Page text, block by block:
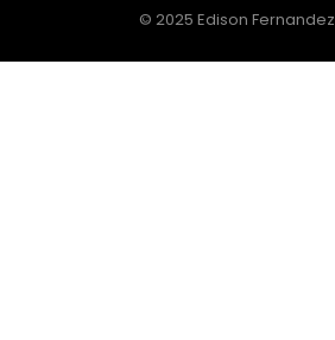
© 2025 Edison Fernandez